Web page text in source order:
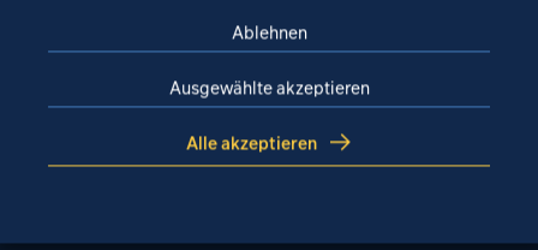
ipro (at) iproconsult.com
Ablehnen
Ausgewählte akzeptieren
Alle akzeptieren